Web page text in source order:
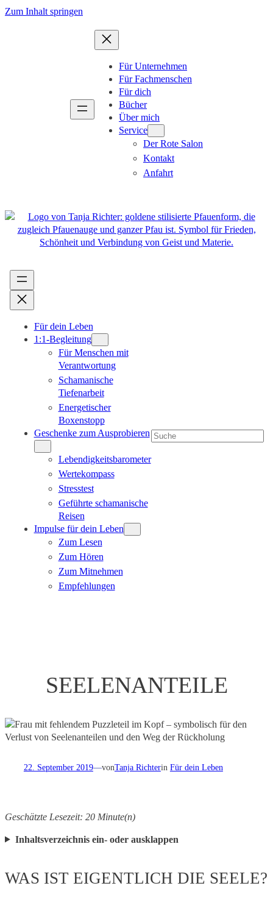
Zum
Zum Inhalt springen
Für Unternehmen
Für Fachmenschen
Für dich
Bücher
Über mich
Service
Der Rote Salon
Kontakt
Anfahrt
Für dein Leben
1:1-Begleitung
Für Menschen mit
Verantwortung
Schamanische
Tiefenarbeit
Energetischer
Boxenstopp
Geschenke zum Ausprobieren
Lebendigkeitsbarometer
Wertekompass
Stresstest
Geführte schamanische
Reisen
Impulse für dein Leben
Zum Lesen
Zum Hören
Zum Mitnehmen
Empfehlungen
Suchen
SEELENANTEILE
22. September 2019—vonTanja Richterin Für dein Leben
Geschätzte Lesezeit: 20 Minute(n)
Inhaltsverzeichnis ein- oder ausklappen
WAS IST EIGENTLICH DIE SEELE?